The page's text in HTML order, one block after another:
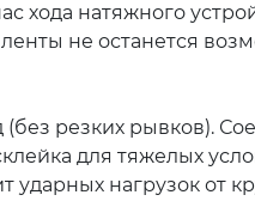
хода натяжного
не останется
резких рывков).
для тяжелых
нагрузок от